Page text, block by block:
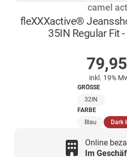
camel
fleXXXactive®
35IN Regular Fit
79,95
inkl. 19%
GRÖSSE
32IN
FARBE
Blau
Dark
Online
Im